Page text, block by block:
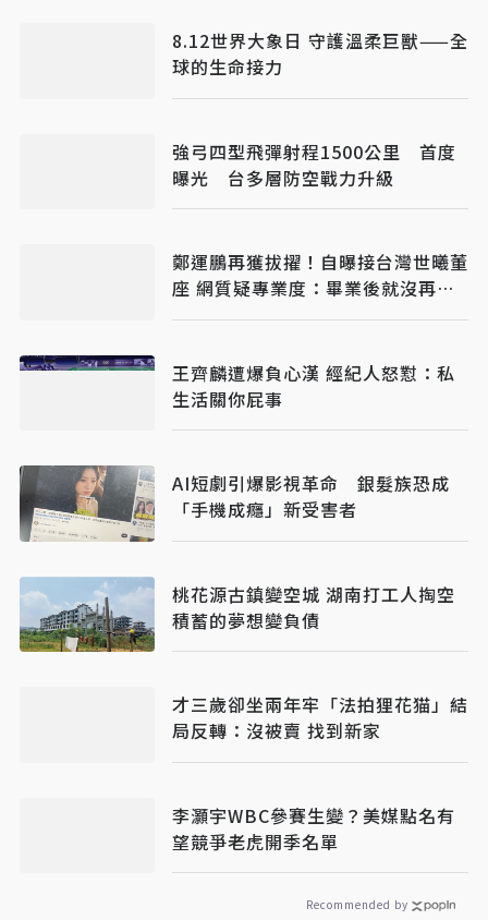
8.12世界大象日 守護溫柔巨獸——全
球的生命接力
強弓四型飛彈射程1500公里 首度
曝光 台多層防空戰力升級
鄭運鵬再獲拔擢！自曝接台灣世曦董
座 網質疑專業度：畢業後就沒再碰
土木
王齊麟遭爆負心漢 經紀人怒懟：私
生活關你屁事
AI短劇引爆影視革命 銀髮族恐成
「手機成癮」新受害者
桃花源古鎮變空城 湖南打工人掏空
積蓄的夢想變負債
才三歲卻坐兩年牢「法拍狸花猫」結
局反轉：沒被賣 找到新家
李灝宇WBC參賽生變？美媒點名有
望競爭老虎開季名單
Recommended by